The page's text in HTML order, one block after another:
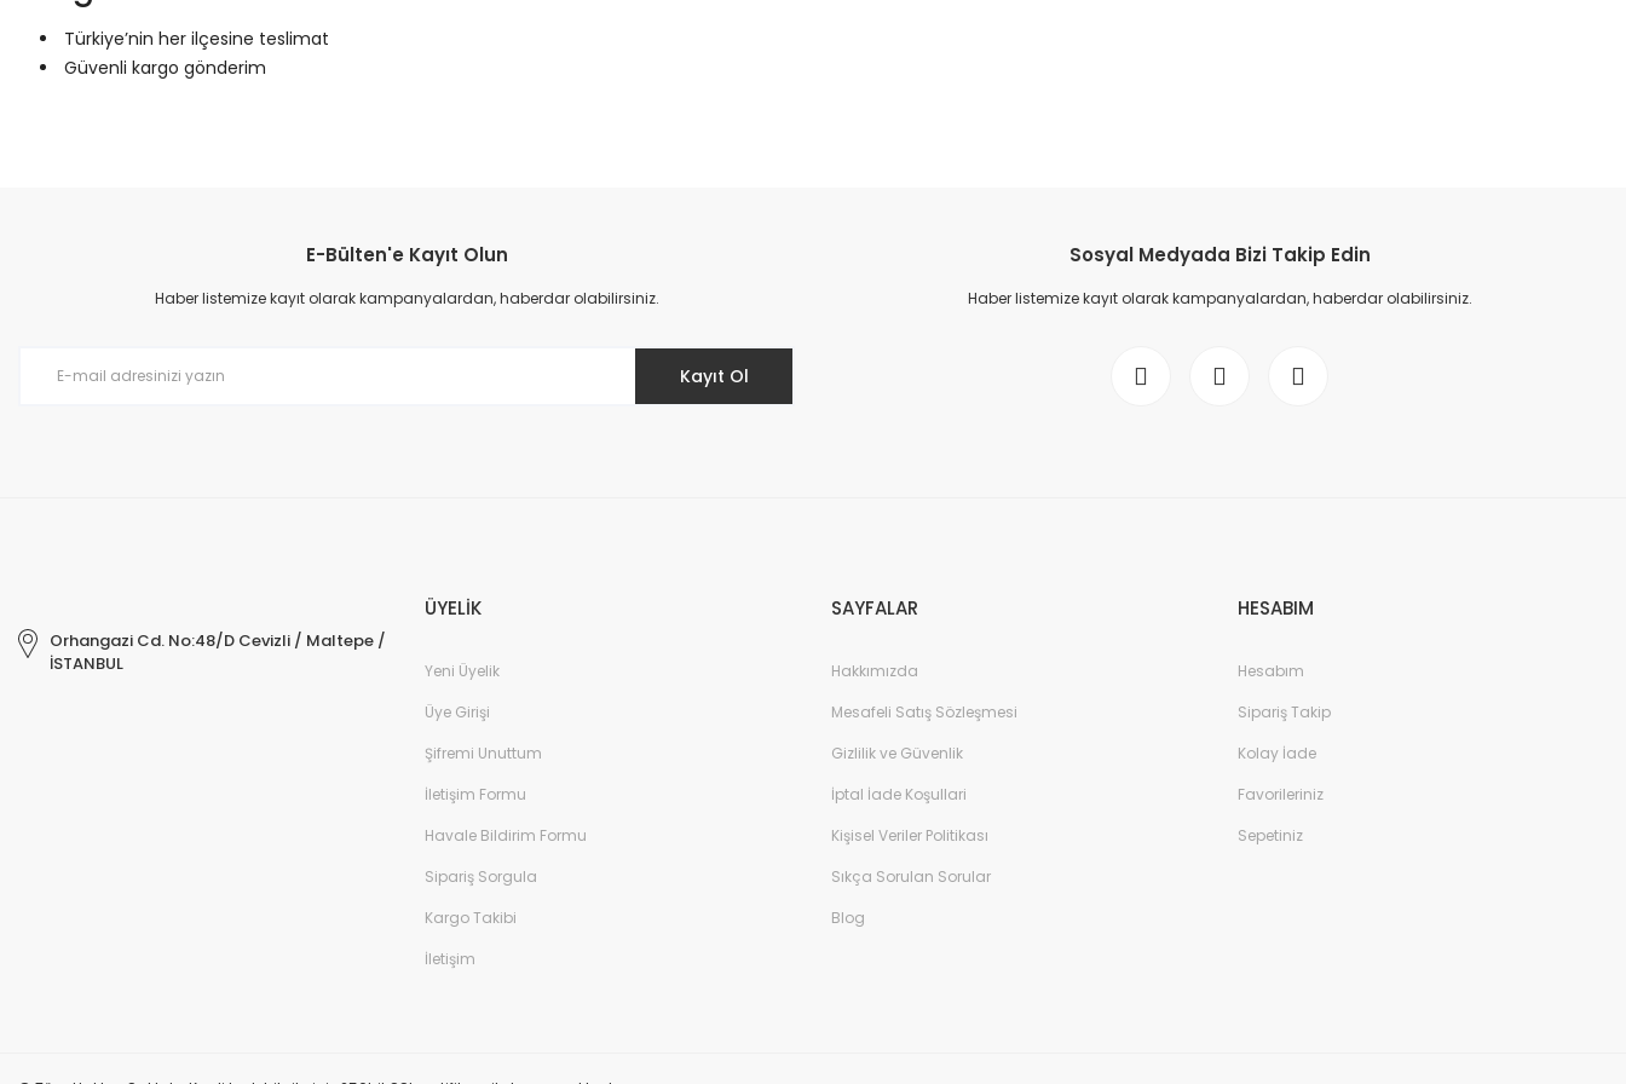
Türkiye’nin her ilçesine teslimat
Güvenli kargo gönderim
Ürün resmi kalitesiz, bozuk veya görüntülenemiyor.
Ürün açıklamasında eksik bilgiler bulunuyor.
E-Bülten'e Kayıt Olun
Haber listemize kayıt olarak kampanyalardan, haberdar olabilirsiniz.
Kayıt Ol
Sosyal Medyada Bizi Takip Edin
Haber listemize kayıt olarak kampanyalardan, haberdar olabilirsiniz.
Orhangazi Cd. No:48/D Cevizli / Maltepe /
İSTANBUL
ÜYELİK
Yeni Üyelik
Üye Girişi
Şifremi Unuttum
İletişim Formu
Havale Bildirim Formu
Sipariş Sorgula
Kargo Takibi
İletişim
SAYFALAR
Hakkımızda
Mesafeli Satış Sözleşmesi
Gizlilik ve Güvenlik
İptal İade Koşullari
Kişisel Veriler Politikası
Sıkça Sorulan Sorular
Blog
HESABIM
Hesabım
Sipariş Takip
Kolay İade
Favorileriniz
Sepetiniz